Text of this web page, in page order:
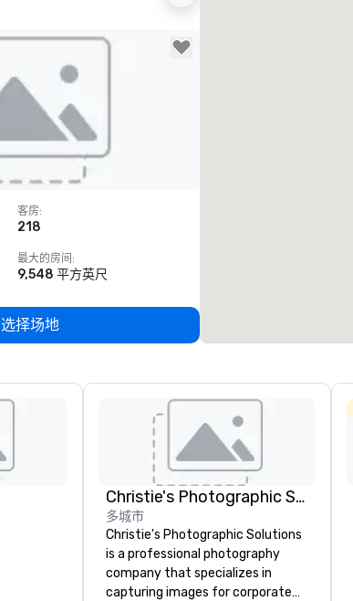
客房:
218
最大的房间 :
9,548 平方英尺
选择场地
Christie's Photographic Solutions
多城市
Christie's Photographic Solutions
is a professional photography
company that specializes in
capturing images for corporate